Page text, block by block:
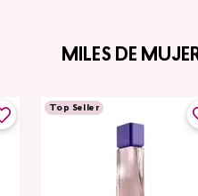
MILES DE
Top Seller